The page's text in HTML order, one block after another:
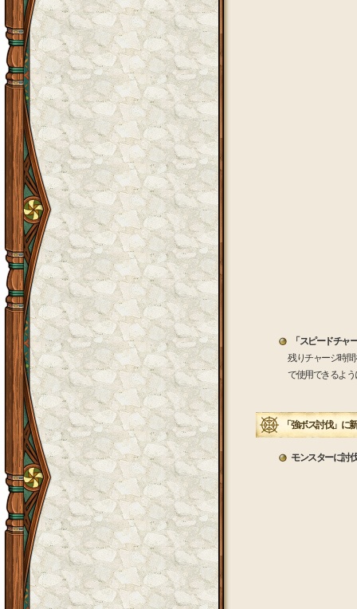
「スピードチャ
残りチャージ時
で使用できるよ
「強ボス討伐」に
モンスターに討